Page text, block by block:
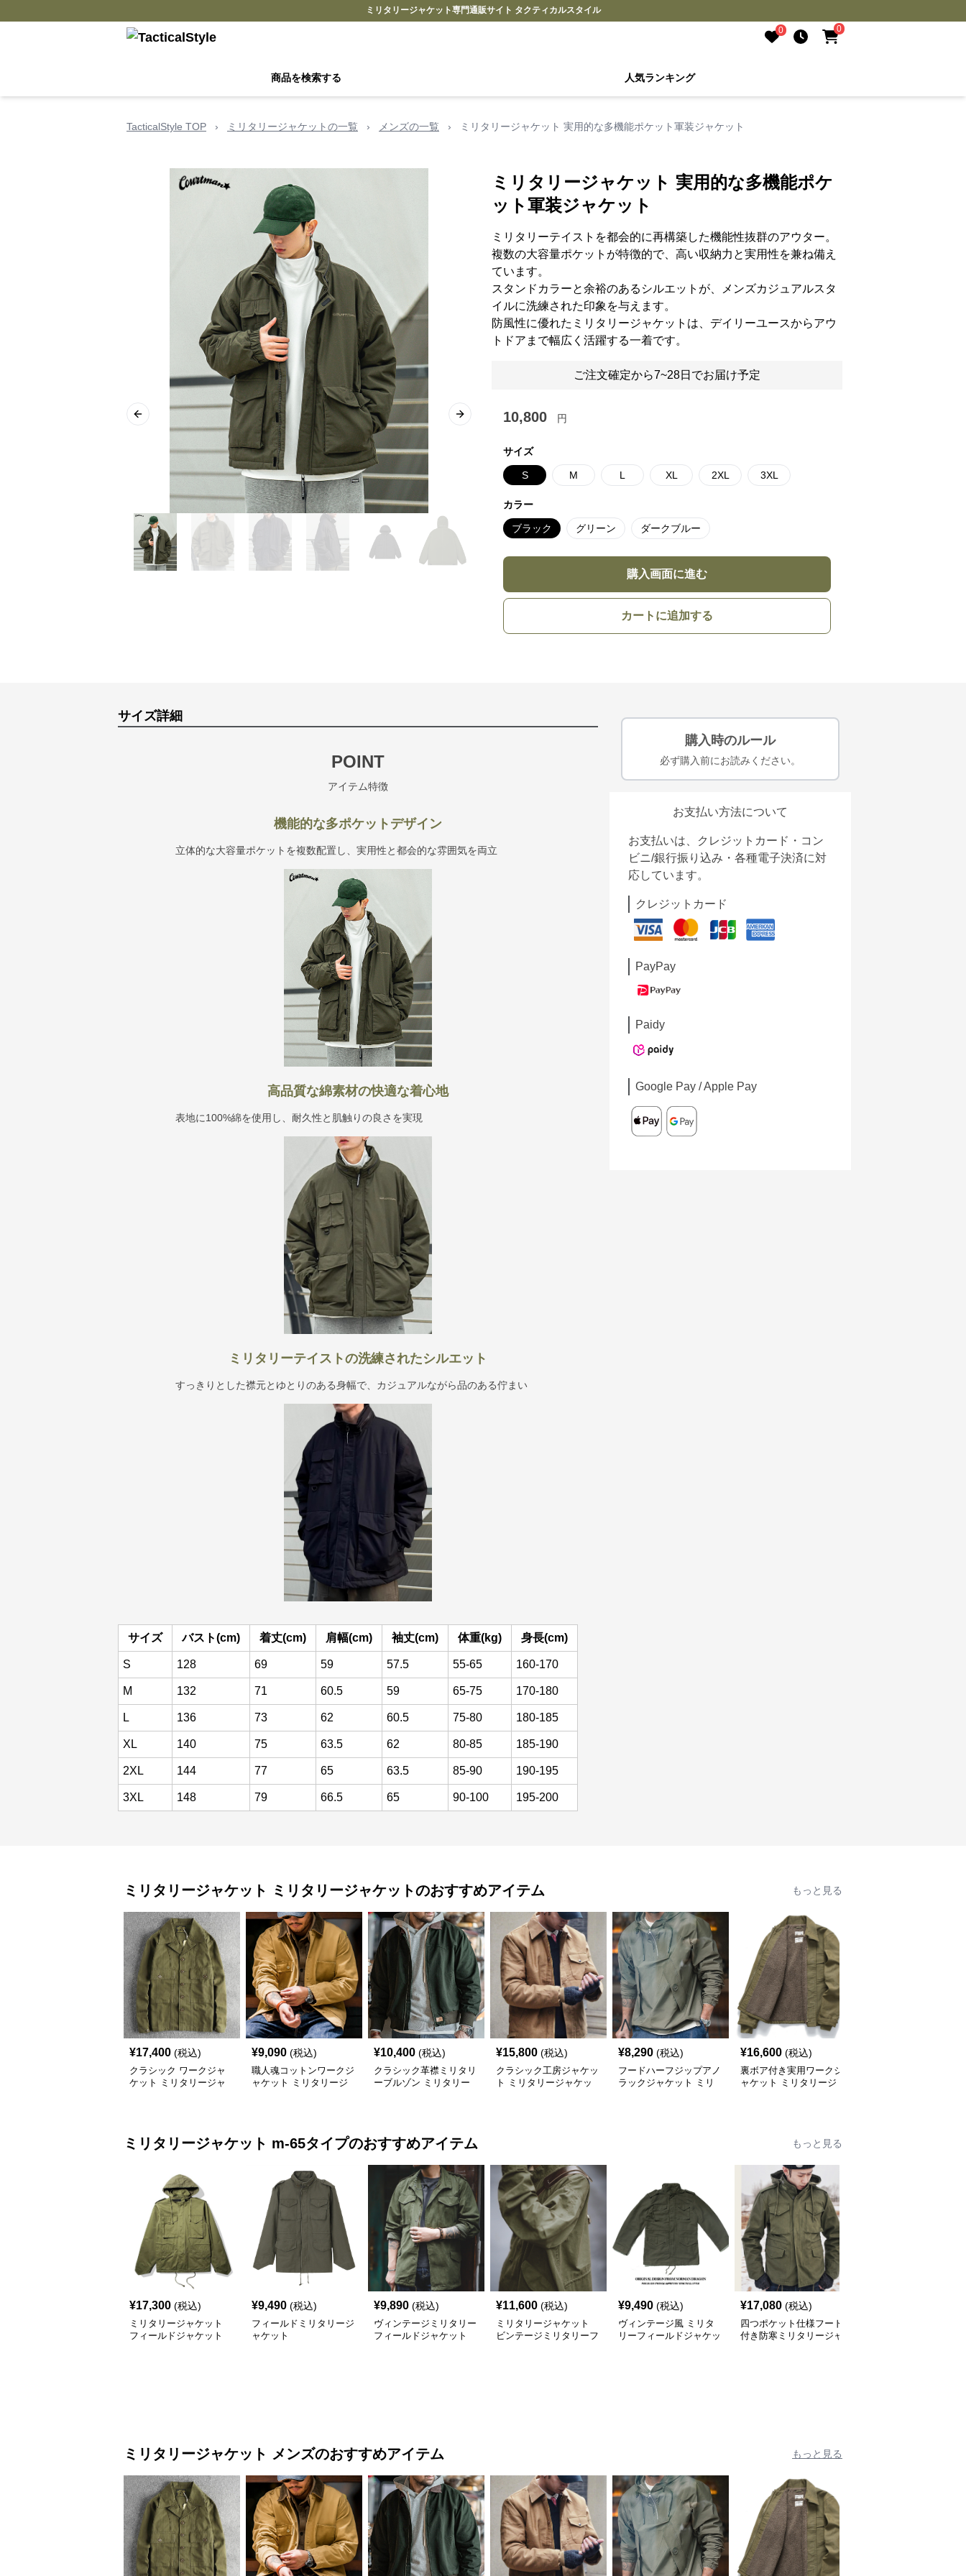
ミリタリージャケット専門通販サイト タクティカルスタイル
0
0
商品を検索する 人気ランキング
TacticalStyle TOP › ミリタリージャケットの一覧 › メンズの一覧 › ミリタリージャケット 実用的な多機能ポケット軍装ジャケット
Previous slide Next slide
ミリタリージャケット 実用的な多機能ポケ
ット軍装ジャケット
ミリタリーテイストを都会的に再構築した機能性抜群のアウター。
複数の大容量ポケットが特徴的で、高い収納力と実用性を兼ね備え
ています。
スタンドカラーと余裕のあるシルエットが、メンズカジュアルスタ
イルに洗練された印象を与えます。
防風性に優れたミリタリージャケットは、デイリーユースからアウ
トドアまで幅広く活躍する一着です。
ご注文確定から7~28日でお届け予定
10,800 円
サイズ
S M L XL 2XL 3XL
カラー
ブラック グリーン ダークブルー
購入画面に進む
カートに追加する
サイズ詳細
POINT
アイテム特徴
機能的な多ポケットデザイン
立体的な大容量ポケットを複数配置し、実用性と都会的な雰囲気を両立
高品質な綿素材の快適な着心地
表地に100%綿を使用し、耐久性と肌触りの良さを実現
ミリタリーテイストの洗練されたシルエット
すっきりとした襟元とゆとりのある身幅で、カジュアルながら品のある佇まい
サイズ バスト(cm) 着丈(cm) 肩幅(cm) 袖丈(cm) 体重(kg) 身長(cm)
S 128 69 59 57.5 55-65 160-170
M 132 71 60.5 59 65-75 170-180
L 136 73 62 60.5 75-80 180-185
XL 140 75 63.5 62 80-85 185-190
2XL 144 77 65 63.5 85-90 190-195
3XL 148 79 66.5 65 90-100 195-200
購入時のルール
必ず購入前にお読みください。
お支払い方法について
お支払いは、クレジットカード・コン
ビニ/銀行振り込み・各種電子決済に対
応しています。
クレジットカード
PayPay
Paidy
Google Pay / Apple Pay
ミリタリージャケット ミリタリージャケットのおすすめアイテム もっと見る
¥17,400 (税込)
クラシック ワークジャ
ケット ミリタリージャ
¥9,090 (税込)
職人魂コットンワークジ
ャケット ミリタリージ
¥10,400 (税込)
クラシック革襟ミリタリ
ーブルゾン ミリタリー
¥15,800 (税込)
クラシック工房ジャケッ
ト ミリタリージャケッ
¥8,290 (税込)
フードハーフジップアノ
ラックジャケット ミリ
¥16,600 (税込)
裏ボア付き実用ワークジ
ャケット ミリタリージ
ミリタリージャケット m-65タイプのおすすめアイテム もっと見る
¥17,300 (税込)
ミリタリージャケット
フィールドジャケット
¥9,490 (税込)
フィールドミリタリージ
ャケット
¥9,890 (税込)
ヴィンテージミリタリー
フィールドジャケット
¥11,600 (税込)
ミリタリージャケット
ビンテージミリタリーフ
¥9,490 (税込)
ヴィンテージ風 ミリタ
リーフィールドジャケッ
¥17,080 (税込)
四つポケット仕様フード
付き防寒ミリタリージャ
ミリタリージャケット メンズのおすすめアイテム もっと見る